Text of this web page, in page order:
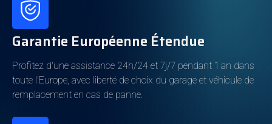
Puissance
Boîte de vitesses
Automatique
Cylindrée
1.998cm3
Vitesses
Garantie Européenne Étendue
Profitez d'une assistance 24h/24 et 7j/7 pendant 1 an dans
toute l'Europe, avec liberté de choix du garage et véhicule de
remplacement en cas de panne.